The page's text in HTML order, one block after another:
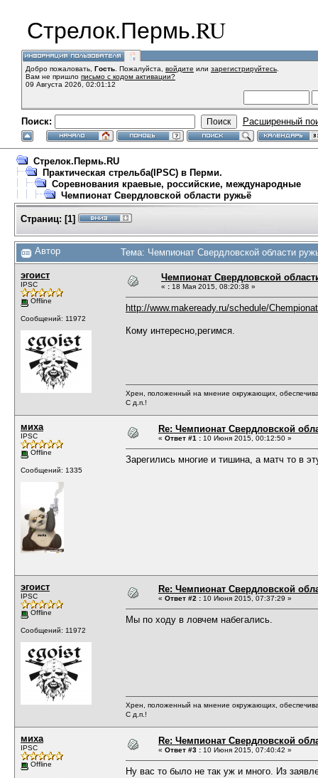
Стрелок.Пермь.RU
Добро пожаловать, Гость . Пожалуйста, войдите или зарегистрируйтесь
Вам не пришло письмо с кодом активации?
09 Августа 2026, 02:01:12
Поиск: Расширенный
Стрелок.Пермь.RU
Практическая стрельба(IPSC) в Перми.
Соревнования краевые, российские, международные
Чемпионат Свердловской области ружьё
Страниц: [1]
Автор Тема: Чемпионат Свердловской области
эгоист
IPSC
Offline
Сообщений: 11972
Чемпионат Свердловской
« : 18 Мая 2015, 08:20:38 »
http://www.makeready.ru/schedule/
Кому интересно,регимся.
Хрен, положенный на мнение окружающих,
С д.п.!
миха
IPSC
Offline
Сообщений: 1335
Re: Чемпионат Свердловской
« Ответ #1 : 10 Июня 2015, 00:12:50 »
Зарегились многие и тишина, а матч то в
эгоист
IPSC
Offline
Сообщений: 11972
Re: Чемпионат Свердловской
« Ответ #2 : 10 Июня 2015, 07:37:29 »
Мы по ходу в ловчем набегались.
Хрен, положенный на мнение окружающих,
С д.п.!
миха
IPSC
Offline
Re: Чемпионат Свердловской
« Ответ #3 : 10 Июня 2015, 07:40:42 »
Ну вас то было не так уж и много. Из